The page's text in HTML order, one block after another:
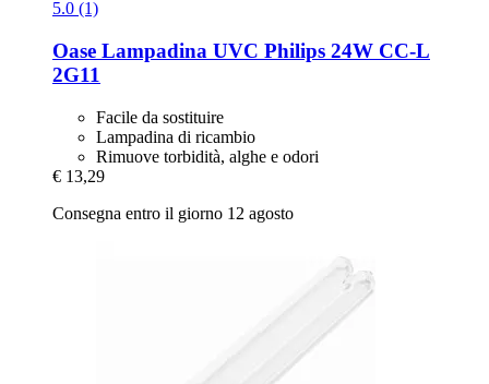
5.0 (1)
Oase Lampadina UVC Philips 24W CC-​L
2G11
Facile da sostituire
Lampadina di ricambio
Rimuove torbidità, alghe e odori
€ 13,29
Consegna entro il giorno 12 agosto